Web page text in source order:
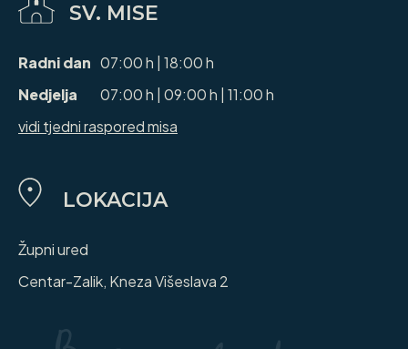
SV. MISE
Radni dan 07:00 h | 18:00 h
Nedjelja
07:00 h | 09:00 h | 11:00 h
vidi tjedni raspored misa
LOKACIJA
Župni ured
Centar-Zalik, Kneza Višeslava 2